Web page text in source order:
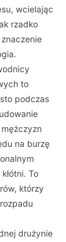
wcielając
rzadko
to
podczas
na burzę
To
którzy
drużynie